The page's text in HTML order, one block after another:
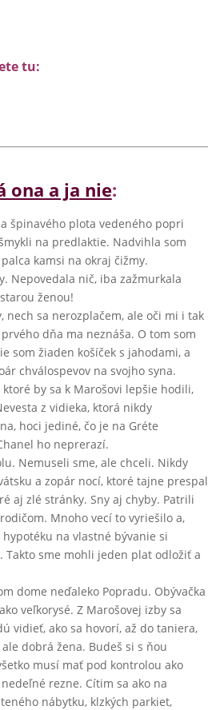
tu:
ona a ja nie:
špinavého plota vedeného popri
na predlaktie. Nadvihla som
kamsi na okraj čižmy.
Nepovedala nič, iba zažmurkala
ženou!
nech sa nerozplačem, ale oči mi i tak
dňa ma neznáša. O tom som
som žiaden košíček s jahodami, a
chválospevov na svojho syna.
by sa k Marošovi lepšie hodili,
z vidieka, ktorá nikdy
hoci jediné, čo je na Gréte
ho neprerazí.
Nemuseli sme, ale chceli. Nikdy
a zopár nocí, ktoré tajne prespal
aj zlé stránky. Sny aj chyby. Patrili
Mnoho vecí to vyriešilo a,
na vlastné bývanie si
sme mohli jeden plat odložiť a
dome neďaleko Popradu. Obývačka
veľkorysé. Z Marošovej izby sa
vidieť, ako sa hovorí, až do taniera,
dobrá žena. Budeš si s ňou
musí mať pod kontrolou ako
rezne. Cítim sa ako na
nábytku, klzkých parkiet,